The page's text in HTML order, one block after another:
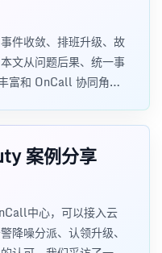
件收敛、排班升级、故
文从问题后果、统一事
富和 OnCall 协同角
案例分享
中心，可以接入云
降噪分派、认领升级、